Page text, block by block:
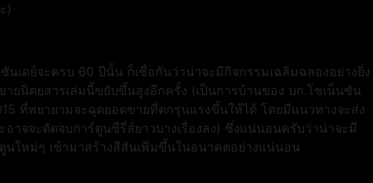
)
นเดย์จะครบ 60 ปีนั้น ก็เชื่อกันว่าน่าจะมีกิจกรรมเฉลิมฉลองอย่างยิ่ง
ยนิตยสารเล่มนี้ขยับขึ้นสูงอีกครั้ง (เป็นการบ้านของ บก.โชเน็นซัน
ที่พยายามจะฉุดยอดขายที่ตกรุนแรงขึ้นให้ได้ โดยมีแนวทางจะส่ง
าจจะตัดจบการ์ตูนซีรี่ส์ยาวบางเรื่องลง) ซึ่งแน่นอนครับว่าน่าจะมี
นใหม่ๆ เข้ามาสร้างสีสันเพิ่มขึ้นในอนาคตอย่างแน่นอน